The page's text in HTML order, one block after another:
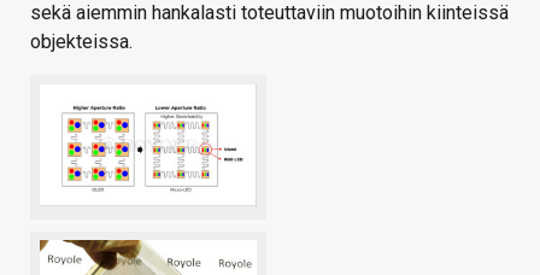
sekä aiemmin hankalasti toteuttaviin muotoihin kiinteissä
objekteissa.